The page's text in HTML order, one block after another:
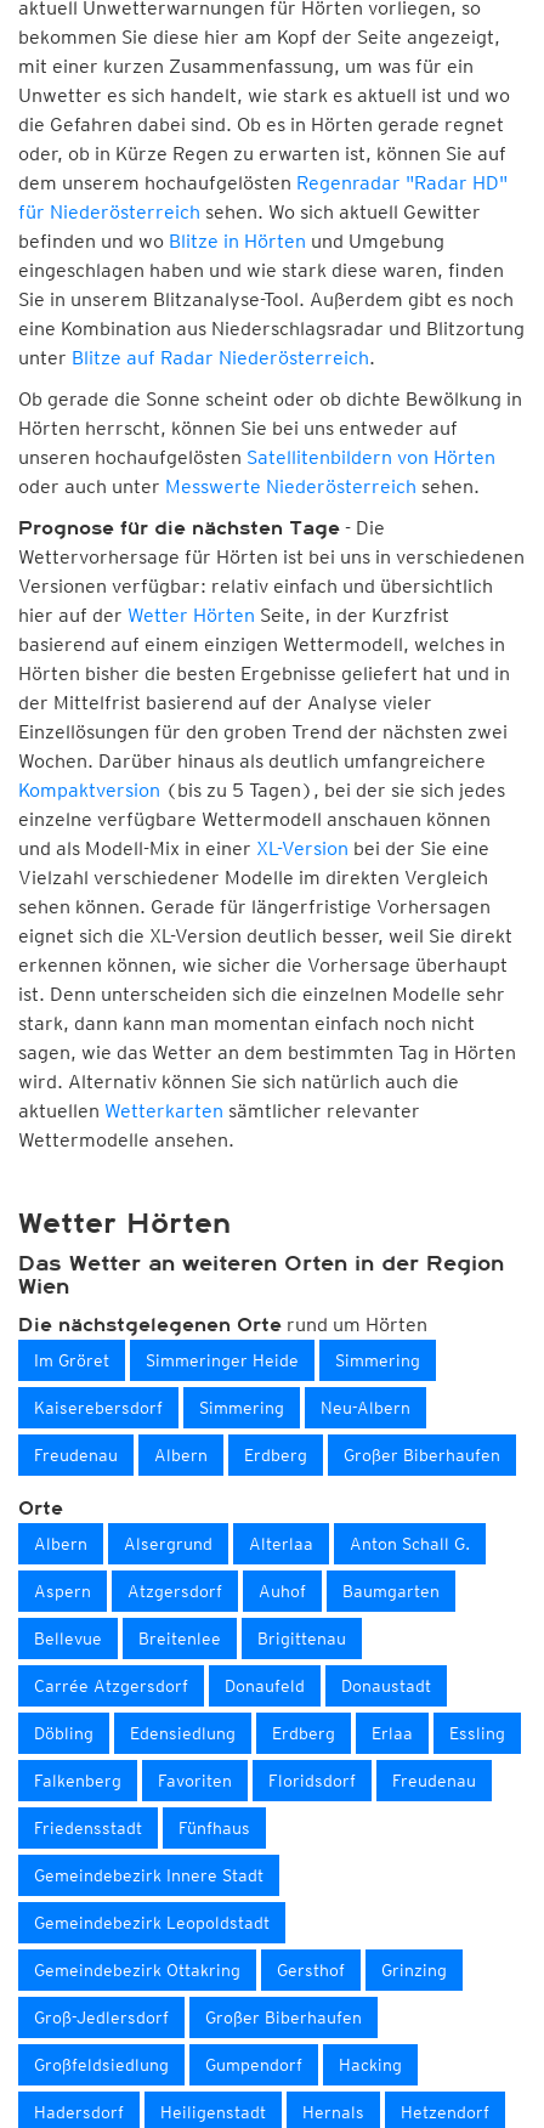
aktuell Unwetterwarnungen für Hörten vorliegen, so
bekommen Sie diese hier am Kopf der Seite angezeigt,
mit einer kurzen Zusammenfassung, um was für ein
Unwetter es sich handelt, wie stark es aktuell ist und wo
die Gefahren dabei sind. Ob es in Hörten gerade regnet
oder, ob in Kürze Regen zu erwarten ist, können Sie auf
dem unserem hochaufgelösten Regenradar "Radar HD"
für Niederösterreich sehen. Wo sich aktuell Gewitter
befinden und wo Blitze in Hörten und Umgebung
eingeschlagen haben und wie stark diese waren, finden
Sie in unserem Blitzanalyse-Tool. Außerdem gibt es noch
eine Kombination aus Niederschlagsradar und Blitzortung
unter Blitze auf Radar Niederösterreich.
Ob gerade die Sonne scheint oder ob dichte Bewölkung in
Hörten herrscht, können Sie bei uns entweder auf
unseren hochaufgelösten Satellitenbildern von Hörten
oder auch unter Messwerte Niederösterreich sehen.
Prognose für die nächsten Tage - Die
Wettervorhersage für Hörten ist bei uns in verschiedenen
Versionen verfügbar: relativ einfach und übersichtlich
hier auf der Wetter Hörten Seite, in der Kurzfrist
basierend auf einem einzigen Wettermodell, welches in
Hörten bisher die besten Ergebnisse geliefert hat und in
der Mittelfrist basierend auf der Analyse vieler
Einzellösungen für den groben Trend der nächsten zwei
Wochen. Darüber hinaus als deutlich umfangreichere
Kompaktversion (bis zu 5 Tagen), bei der sie sich jedes
einzelne verfügbare Wettermodell anschauen können
und als Modell-Mix in einer XL-Version bei der Sie eine
Vielzahl verschiedener Modelle im direkten Vergleich
sehen können. Gerade für längerfristige Vorhersagen
eignet sich die XL-Version deutlich besser, weil Sie direkt
erkennen können, wie sicher die Vorhersage überhaupt
ist. Denn unterscheiden sich die einzelnen Modelle sehr
stark, dann kann man momentan einfach noch nicht
sagen, wie das Wetter an dem bestimmten Tag in Hörten
wird. Alternativ können Sie sich natürlich auch die
aktuellen Wetterkarten sämtlicher relevanter
Wettermodelle ansehen.
Wetter Hörten
Das Wetter an weiteren Orten in der Region
Wien
Die nächstgelegenen Orte rund um Hörten
Im Gröret Simmeringer Heide Simmering
Kaiserebersdorf Simmering Neu-Albern
Freudenau Albern Erdberg Großer Biberhaufen
Orte
Albern Alsergrund Alterlaa Anton Schall G.
Aspern Atzgersdorf Auhof Baumgarten
Bellevue Breitenlee Brigittenau
Carrée Atzgersdorf Donaufeld Donaustadt
Döbling Edensiedlung Erdberg Erlaa Essling
Falkenberg Favoriten Floridsdorf Freudenau
Friedensstadt Fünfhaus
Gemeindebezirk Innere Stadt
Gemeindebezirk Leopoldstadt
Gemeindebezirk Ottakring Gersthof Grinzing
Groß-Jedlersdorf Großer Biberhaufen
Großfeldsiedlung Gumpendorf Hacking
Hadersdorf Heiligenstadt Hernals Hetzendorf